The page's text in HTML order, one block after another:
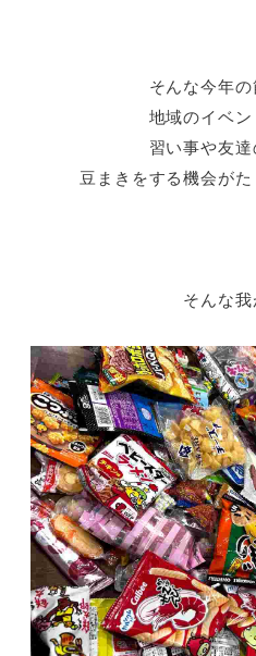
そんな今年
地域のイベン
習い事や友
豆まきをする機会が
そんな